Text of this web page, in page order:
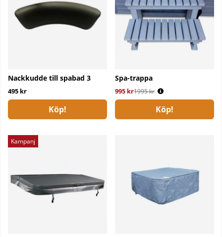
Nackkudde till spabad 3
495 kr
Köp!
Spa-trappa
995 kr
Ordinarie pris:
1995 kr
Köp!
Kampanj